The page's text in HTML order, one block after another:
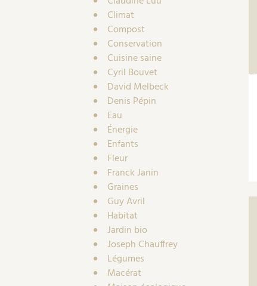
Climat
Compost
Conservation
Cuisine saine
Cyril Bouvet
David Melbeck
Denis Pépin
Eau
Énergie
Enfants
Fleur
Franck Janin
Graines
Guy Avril
Habitat
Jardin bio
Joseph Chauffrey
Légumes
Macérat